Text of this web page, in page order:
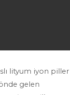
lityum iyon piller
gelen